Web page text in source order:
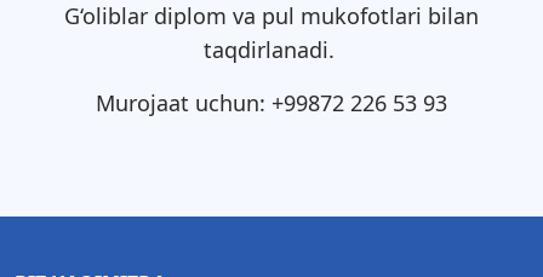
G‘oliblar diplom va pul mukofotlari bilan
taqdirlanadi.
Murojaat uchun: +99872 226 53 93